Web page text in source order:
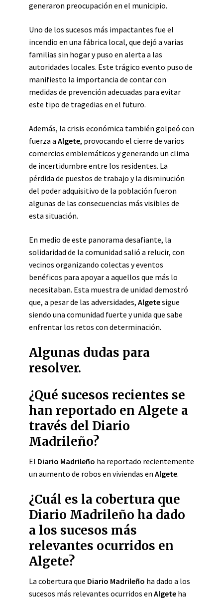
generaron preocupación en el municipio.
Uno de los sucesos más impactantes fue el
incendio en una fábrica local, que dejó a varias
familias sin hogar y puso en alerta a las
autoridades locales. Este trágico evento puso de
manifiesto la importancia de contar con
medidas de prevención adecuadas para evitar
este tipo de tragedias en el futuro.
Además, la crisis económica también golpeó con
fuerza a Algete, provocando el cierre de varios
comercios emblemáticos y generando un clima
de incertidumbre entre los residentes. La
pérdida de puestos de trabajo y la disminución
del poder adquisitivo de la población fueron
algunas de las consecuencias más visibles de
esta situación.
En medio de este panorama desafiante, la
solidaridad de la comunidad salió a relucir, con
vecinos organizando colectas y eventos
benéficos para apoyar a aquellos que más lo
necesitaban. Esta muestra de unidad demostró
que, a pesar de las adversidades, Algetesigue
siendo una comunidad fuerte y unida que sabe
enfrentar los retos con determinación.
Algunas dudas para
resolver.
¿Qué sucesos recientes se
han reportado en Algete a
través del Diario
Madrileño?
El Diario Madrileño ha reportado recientemente
un aumento de robos en viviendas en Algete.
¿Cuál es la cobertura que
Diario Madrileño ha dado
a los sucesos más
relevantes ocurridos en
Algete?
La cobertura que Diario Madrileño ha dado a los
sucesos más relevantes ocurridos en Algete ha